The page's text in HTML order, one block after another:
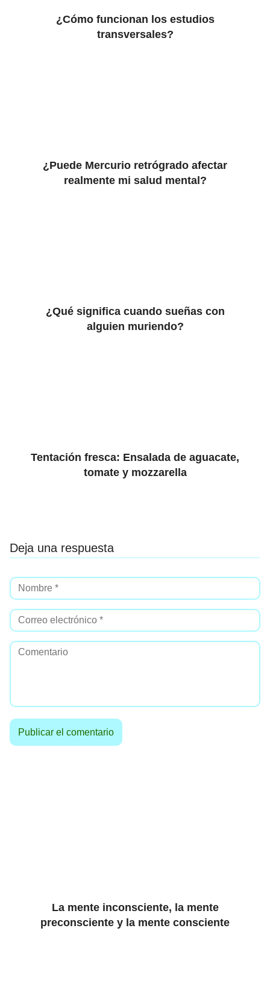
¿Cómo funcionan los estudios
transversales?
¿Puede Mercurio retrógrado afectar
realmente mi salud mental?
¿Qué significa cuando sueñas con
alguien muriendo?
Tentación fresca: Ensalada de aguacate,
tomate y mozzarella
Deja una respuesta
La mente inconsciente, la mente
preconsciente y la mente consciente